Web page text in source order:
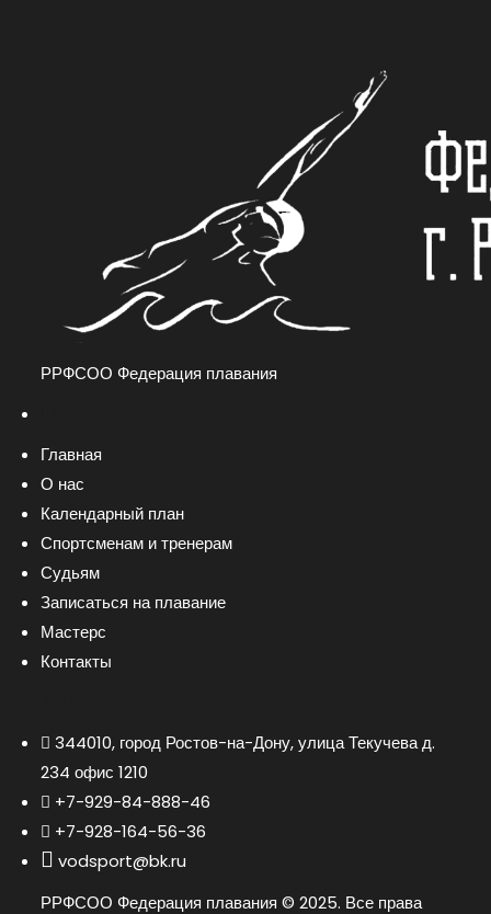
РРФСОО Федерация плавания
Главная
О нас
Календарный план
Спортсменам и тренерам
Судьям
Записаться на плавание
Мастерс
Контакты
344010, город Ростов-на-Дону, улица Текучева д.
234 офис 1210
+7-929-84-888-46
+7-928-164-56-36
vodsport@bk.ru
РРФСОО Федерация плавания © 2025. Все права